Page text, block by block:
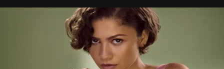
émerveillement.